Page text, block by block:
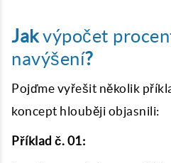
Jakvýpočet
navýšení?
Pojďme vyřešit několik
koncept hlouběji objasnili:
Příklad č. 01: